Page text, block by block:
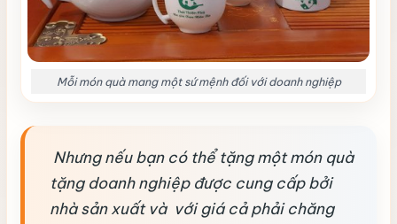
Mỗi món quà mang một sứ mệnh đối với doanh nghiệp
Nhưng nếu bạn có thể tặng một món quà
tặng doanh nghiệp được cung cấp bởi
nhà sản xuất và với giá cả phải chăng